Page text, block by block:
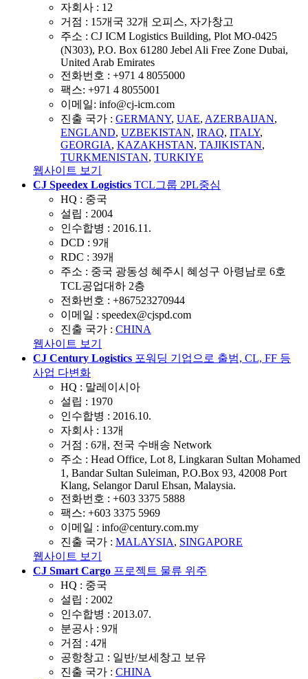
자회사 : 12
거점 : 15개국 32개 오피스, 자가창고
주소 : CJ ICM Logistics Building, Plot MO-0425
(N303), P.O. Box 61280 Jebel Ali Free Zone Dubai,
United Arab Emirates
전화번호 : +971 4 8055000
팩스: +971 4 8055001
이메일: info@cj-icm.com
진출 국가 : GERMANY, UAE, AZERBAIJAN,
ENGLAND, UZBEKISTAN, IRAQ, ITALY,
GEORGIA, KAZAKHSTAN, TAJIKISTAN,
TURKMENISTAN, TURKIYE
웹사이트 보기
CJ Speedex Logistics TCL그룹 2PL중심
HQ : 중국
설립 : 2004
인수합병 : 2016.11.
DCD : 9개
RDC : 39개
주소 : 중국 광동성 혜주시 혜성구 아령남로 6호
TCL공업대하 2층
전화번호 : +867523270944
이메일 : speedex@cjspd.com
진출 국가 : CHINA
웹사이트 보기
CJ Century Logistics 포워딩 기업으로 출범, CL, FF 등
사업 다변화
HQ : 말레이시아
설립 : 1970
인수합병 : 2016.10.
자회사 : 13개
거점 : 6개, 전국 수배송 Network
주소 : Head Office, Lot 8, Lingkaran Sultan Mohamed
1, Bandar Sultan Suleiman, P.O.Box 93, 42008 Port
Klang, Selangor Darul Ehsan, Malaysia.
전화번호 : +603 3375 5888
팩스: +603 3375 5969
이메일 : info@century.com.my
진출 국가 : MALAYSIA, SINGAPORE
웹사이트 보기
CJ Smart Cargo 프로젝트 물류 위주
HQ : 중국
설립 : 2002
인수합병 : 2013.07.
분공사 : 9개
거점 : 4개
공항창고 : 일반/보세창고 보유
진출 국가 : CHINA